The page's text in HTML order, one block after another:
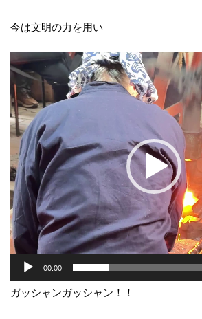
今は文明の力を用い
動
画
プ
レ
ー
ヤ
ー
00:00
ガッシャンガッシャン！！